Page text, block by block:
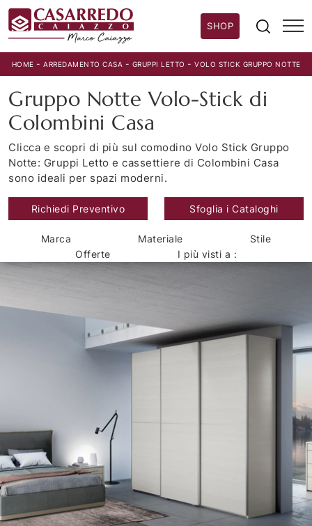
SHOP
HOME - ARREDAMENTO CASA - GRUPPI LETTO - VOLO STICK GRUPPO NOTTE
Gruppo Notte Volo-Stick di
Colombini Casa
Clicca e scopri di più sul comodino Volo Stick Gruppo
Notte: Gruppi Letto e cassettiere di Colombini Casa
sono ideali per spazi moderni.
Richiedi Preventivo Sfoglia i Cataloghi
Marca Materiale
Stile
Offerte
I più visti a :